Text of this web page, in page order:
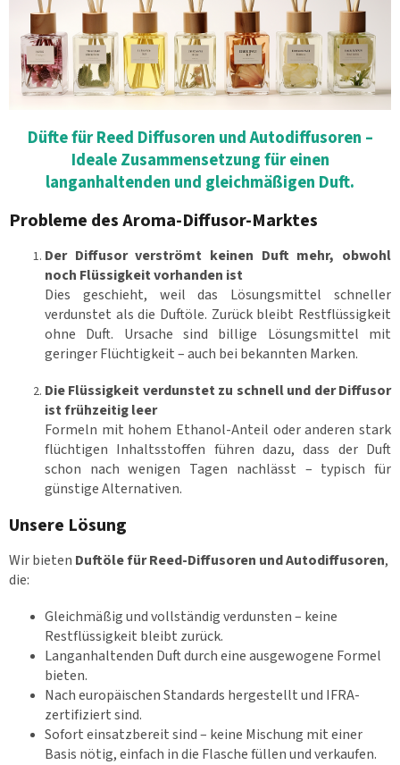
Düfte für Reed Diffusoren und Autodiffusoren –
Ideale Zusammensetzung für einen
langanhaltenden und gleichmäßigen Duft.
Probleme des Aroma-Diffusor-Marktes
Der Diffusor verströmt keinen Duft mehr, obwohl
noch Flüssigkeit vorhanden ist
Dies geschieht, weil das Lösungsmittel schneller
verdunstet als die Duftöle. Zurück bleibt Restflüssigkeit
ohne Duft. Ursache sind billige Lösungsmittel mit
geringer Flüchtigkeit – auch bei bekannten Marken.
Die Flüssigkeit verdunstet zu schnell und der Diffusor
ist frühzeitig leer
Formeln mit hohem Ethanol-Anteil oder anderen stark
flüchtigen Inhaltsstoffen führen dazu, dass der Duft
schon nach wenigen Tagen nachlässt – typisch für
günstige Alternativen.
Unsere Lösung
Wir bieten Duftöle für Reed-Diffusoren und Autodiffusoren,
die:
Gleichmäßig und vollständig verdunsten – keine
Restflüssigkeit bleibt zurück.
Langanhaltenden Duft durch eine ausgewogene Formel
bieten.
Nach europäischen Standards hergestellt und IFRA-
zertifiziert sind.
Sofort einsatzbereit sind – keine Mischung mit einer
Basis nötig, einfach in die Flasche füllen und verkaufen.